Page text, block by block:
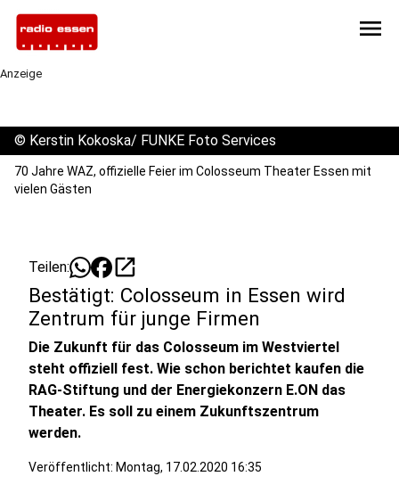
menu
Anzeige
© Kerstin Kokoska/ FUNKE Foto Services
70 Jahre WAZ, offizielle Feier im Colosseum Theater Essen mit
vielen Gästen
Teilen: open_in_new
Bestätigt: Colosseum in Essen wird
Zentrum für junge Firmen
Die Zukunft für das Colosseum im Westviertel
steht offiziell fest. Wie schon berichtet kaufen die
RAG-Stiftung und der Energiekonzern E.ON das
Theater. Es soll zu einem Zukunftszentrum
werden.
Veröffentlicht: Montag, 17.02.2020 16:35